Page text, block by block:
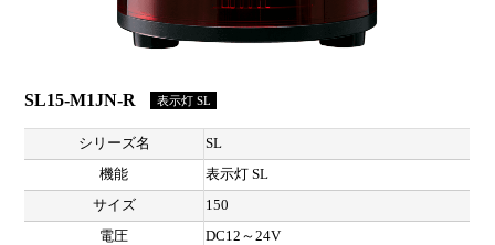
SL15-M1JN-R 表示灯 SL
シリーズ名
SL
機能
表示灯 SL
サイズ
150
電圧
DC12～24V